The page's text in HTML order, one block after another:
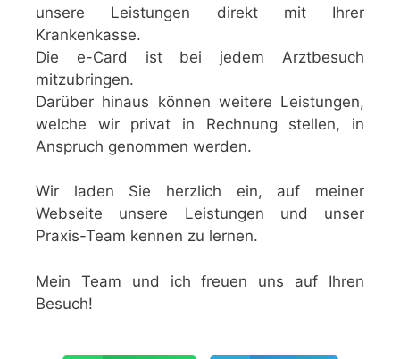
unsere Leistungen direkt mit Ihrer
Krankenkasse.
Die e-Card ist bei jedem Arztbesuch
mitzubringen.
Darüber hinaus können weitere Leistungen,
welche wir privat in Rechnung stellen, in
Anspruch genommen werden.
Wir laden Sie herzlich ein, auf meiner
Webseite unsere Leistungen und unser
Praxis-Team kennen zu lernen.
Mein Team und ich freuen uns auf Ihren
Besuch!